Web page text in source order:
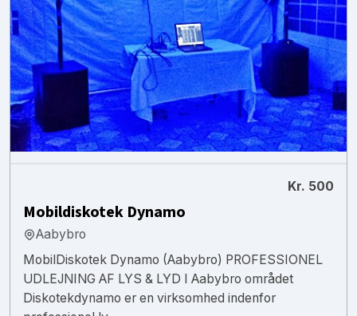
Kr. 500
Mobildiskotek Dynamo
Aabybro
MobilDiskotek Dynamo (Aabybro) PROFESSIONEL
UDLEJNING AF LYS & LYD I Aabybro området
Diskotekdynamo er en virksomhed indenfor